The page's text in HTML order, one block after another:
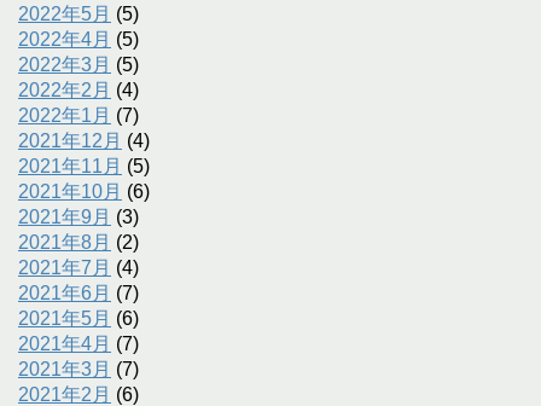
2022年5月 (5)
2022年4月 (5)
2022年3月 (5)
2022年2月 (4)
2022年1月 (7)
2021年12月 (4)
2021年11月 (5)
2021年10月 (6)
2021年9月 (3)
2021年8月 (2)
2021年7月 (4)
2021年6月 (7)
2021年5月 (6)
2021年4月 (7)
2021年3月 (7)
2021年2月 (6)